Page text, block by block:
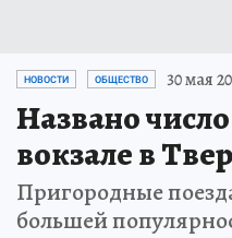
НОВОСТИ ОБЩЕСТВО 30 мая
Названо
вокзале в
Пригородные
большей